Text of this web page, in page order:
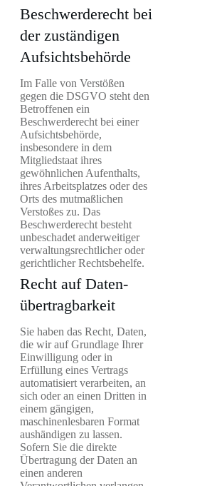
Beschwerde­recht bei
der zuständigen
Aufsichts­behörde
Im Falle von Verstößen
gegen die DSGVO steht den
Betroffenen ein
Beschwerderecht bei einer
Aufsichtsbehörde,
insbesondere in dem
Mitgliedstaat ihres
gewöhnlichen Aufenthalts,
ihres Arbeitsplatzes oder des
Orts des mutmaßlichen
Verstoßes zu. Das
Beschwerderecht besteht
unbeschadet anderweitiger
verwaltungsrechtlicher oder
gerichtlicher Rechtsbehelfe.
Recht auf Daten­
übertrag­barkeit
Sie haben das Recht, Daten,
die wir auf Grundlage Ihrer
Einwilligung oder in
Erfüllung eines Vertrags
automatisiert verarbeiten, an
sich oder an einen Dritten in
einem gängigen,
maschinenlesbaren Format
aushändigen zu lassen.
Sofern Sie die direkte
Übertragung der Daten an
einen anderen